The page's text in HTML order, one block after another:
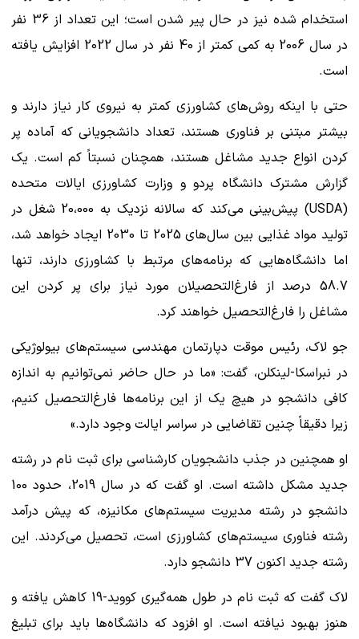
استخدام شده نیز در حال پیر شدن است؛ این تعداد از 36 نفر
در سال 2006 به کمی کمتر از 40 نفر در سال 2022 افزایش یافته
است.
حتی با اینکه روش‌های کشاورزی کمتر به نیروی کار نیاز دارند و
بیشتر مبتنی بر فناوری هستند، تعداد دانشجویانی که آماده پر
کردن انواع جدید مشاغل هستند، همچنان نسبتاً کم است. یک
گزارش مشترک دانشگاه پردو و وزارت کشاورزی ایالات متحده
(USDA) پیش‌بینی می‌کند که سالانه نزدیک به 20،000 شغل در
تولید مواد غذایی بین سال‌های 2025 تا 2030 ایجاد خواهد شد،
اما دانشگاه‌هایی که برنامه‌های مرتبط با کشاورزی دارند، تنها
58.7 درصد از فارغ‌التحصیلان مورد نیاز برای پر کردن این
مشاغل را فارغ‌التحصیل خواهند کرد.
جو لاک، رئیس موقت دپارتمان مهندسی سیستم‌های بیولوژیکی
در نبراسکا-لینکلن، گفت: «ما در حال حاضر نمی‌توانیم به اندازه
کافی دانشجو در هیچ یک از این برنامه‌ها فارغ‌التحصیل کنیم،
زیرا دقیقاً چنین تقاضایی در سراسر ایالت وجود دارد.»
او همچنین در جذب دانشجویان کارشناسی برای ثبت نام در رشته
جدید مشکل داشته است. او گفت که در سال 2019، حدود 100
دانشجو در رشته مدیریت سیستم‌های مکانیزه، که پیش درآمد
رشته فناوری سیستم‌های کشاورزی است، تحصیل می‌کردند. این
رشته جدید اکنون 37 دانشجو دارد.
لاک گفت که ثبت نام در طول همه‌گیری کووید-19 کاهش یافته و
هنوز بهبود نیافته است. او افزود که دانشگاه‌ها باید برای تبلیغ